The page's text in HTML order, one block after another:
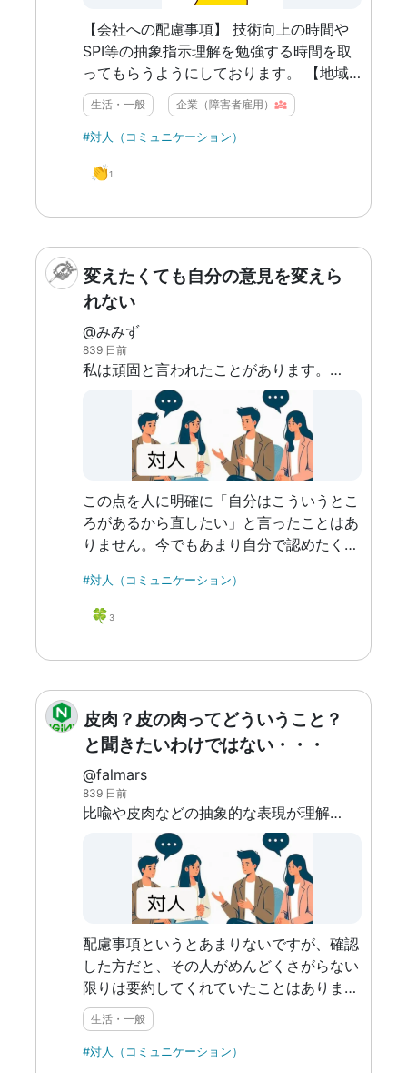
【会社への配慮事項】 技術向上の時間や
SPI等の抽象指示理解を勉強する時間を取
ってもらうようにしております。 【地域
からの支援】 上記事項に同意してもら
い、将来的に副業等ができるように今の会
社を拠点にして 収入アップや自信をもっ
た生活ができるように、５月からの一人暮
らしをサポートしてもらっています 【カ
る。
生活・一般 企業（障害者雇用）
#対人（コミュニケーション）
👏1
変えたくても自分の意見を変えら
れない
@みみず
839 日前
私は頑固と言われたことがあります。確かにそういう性格ではあります。ただそれで自分が苦しむこともあります。 私は「一度決めたことは曲げてはいけない」という言葉に無意識に縛られているようで、途中で自分の決めた事を変えたくなっても「それは悪いことだ」と思ってしまい、結果最初に決めたことのせいでずっと自分の意志を曲げることになっていってしまいます。 例えばAとBだけを見て「Aがしたい」と言った後で、突然出てきたがもっとやりたいと思うCに出会ってしまい、本心ではCの方がやりたいと思っても、最初に「Aがしたい」と発言してしまったからにはAにしなきゃ、と思ってやりたくなくなったAを始め、それを途中でやめることもできなくなってしまいます。
この点を人に明確に「自分はこういうとこ
ろがあるから直したい」と言ったことはあ
りません。今でもあまり自分で認めたくな
から自分の言ったことに縛られているな、
と思うことはありましたが、解決する発想
いて話す機会がありましたが、そうした時
に初めて振り返りをしていることにも気が
像度が自分の中で上がっていきました。
自分の本心を知るには独りだと限界がある
ように思います。たまに人と話していて初
めて、自分はこんなこと考えていたのか、
と気づくことがあります。なので「人と対
話」するのはとても難しいことですが、必
要なことだと思い始めています。ただ自分
が元から頑固なのもあって、その場で相手
のこと、そして新しく知る自分のことも受
け入れられるかわからなくてまだ実行でき
ていません。 必要な配慮というより自分
がどう他人を使うか、の話になるのではな
いかと思っているのですが、 何かいい方
#対人（コミュニケーション）
🍀 3
皮肉？皮の肉ってどういうこと？
と聞きたいわけではない・・・
@falmars
839 日前
比喩や皮肉などの抽象的な表現が理解できなかったり、「結構です」のようなどちらでもとれる表現など、相手が意図していることを理解できなくて会話がかみあわない。
配慮事項というとあまりないですが、確認
した方だと、その人がめんどくさがらない
限りは要約してくれていたことはありま
す。
生活・一般
#対人（コミュニケーション）